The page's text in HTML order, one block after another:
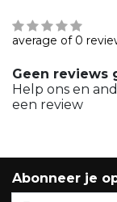
average of 0
Geen reviews
Help ons en
een review
Abonneer je